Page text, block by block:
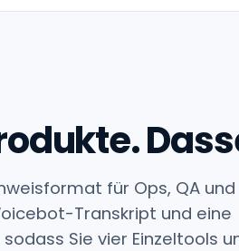
für Ops, QA und
Transkript und eine
Sie vier Einzeltools